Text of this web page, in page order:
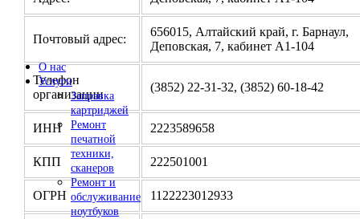
О нас
Услуги
Заправка
картриджей
Ремонт
печатной
техники,
сканеров
Ремонт и
обслуживание
ноутбуков
Почтовый адрес:
656015, Алтайский край, г. Барнаул,
Деповская, 7, кабинет А1-104
Телефон
организации
(3852) 22-31-32, (3852) 60-18-42
ИНН 2223589658
КПП 222501001
ОГРН 1122223012933